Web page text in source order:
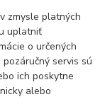
zmysle platných
uplatniť
o určených
servis sú
ich poskytne
alebo